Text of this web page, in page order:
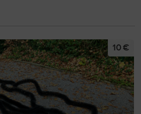
10 €